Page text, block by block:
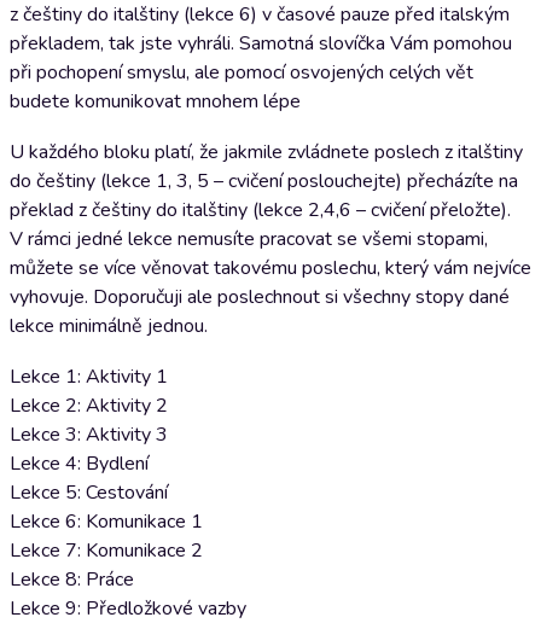
z češtiny do italštiny (lekce 6) v časové pauze před italským
překladem, tak jste vyhráli. Samotná slovíčka Vám pomohou
při pochopení smyslu, ale pomocí osvojených celých vět
budete komunikovat mnohem lépe
U každého bloku platí, že jakmile zvládnete poslech z italštiny
do češtiny (lekce 1, 3, 5 – cvičení poslouchejte) přecházíte na
překlad z češtiny do italštiny (lekce 2,4,6 – cvičení přeložte).
V rámci jedné lekce nemusíte pracovat se všemi stopami,
můžete se více věnovat takovému poslechu, který vám nejvíce
vyhovuje. Doporučuji ale poslechnout si všechny stopy dané
lekce minimálně jednou.
Lekce 1: Aktivity 1
Lekce 2: Aktivity 2
Lekce 3: Aktivity 3
Lekce 4: Bydlení
Lekce 5: Cestování
Lekce 6: Komunikace 1
Lekce 7: Komunikace 2
Lekce 8: Práce
Lekce 9: Předložkové vazby